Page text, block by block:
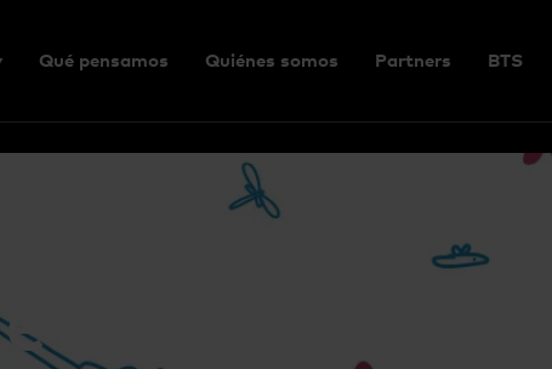
Qué pensamos Quiénes somos Partners BTS